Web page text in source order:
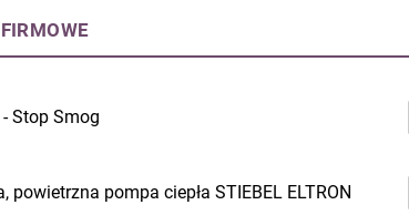
Stop Smog
powietrzna pompa ciepła STIEBEL ELTRON